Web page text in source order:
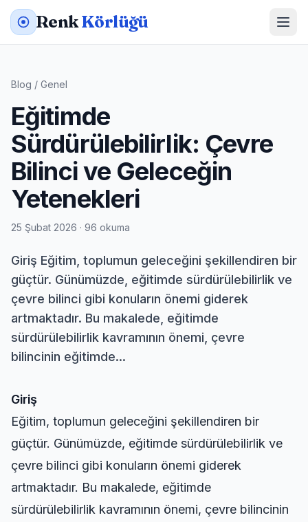
RenkKörlüğü
Blog / Genel
Eğitimde
Sürdürülebilirlik: Çevre
Bilinci ve Geleceğin
Yetenekleri
25 Şubat 2026 · 96 okuma
Giriş Eğitim, toplumun geleceğini şekillendiren bir
güçtür. Günümüzde, eğitimde sürdürülebilirlik ve
çevre bilinci gibi konuların önemi giderek
artmaktadır. Bu makalede, eğitimde
sürdürülebilirlik kavramının önemi, çevre
bilincinin eğitimde...
Giriş
Eğitim, toplumun geleceğini şekillendiren bir
güçtür. Günümüzde, eğitimde sürdürülebilirlik ve
çevre bilinci gibi konuların önemi giderek
artmaktadır. Bu makalede, eğitimde
sürdürülebilirlik kavramının önemi, çevre bilincinin